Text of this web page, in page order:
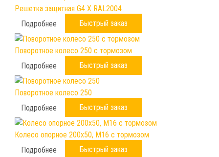
Решетка защитная G4 X RAL2004
Подробнее
Быстрый заказ
Поворотное колесо 250 с тормозом
Подробнее
Быстрый заказ
Поворотное колесо 250
Подробнее
Быстрый заказ
Колесо опорное 200х50, М16 с тормозом
Подробнее
Быстрый заказ